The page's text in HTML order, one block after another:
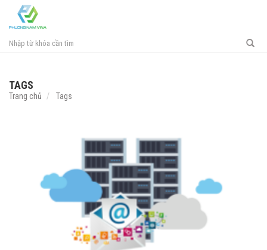
TAGS
Trang chủ Tags